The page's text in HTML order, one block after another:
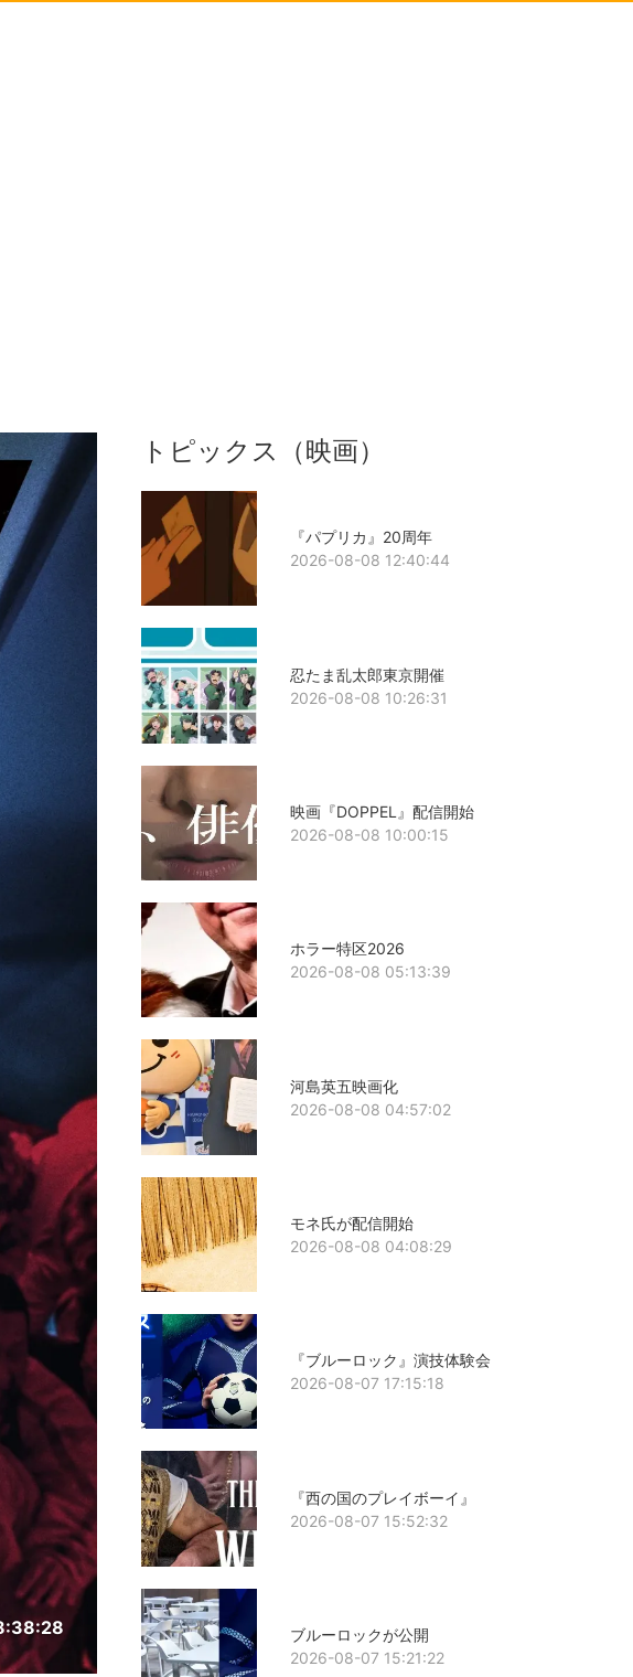
トピックス（映画）
『パプリカ』20周年
2026-08-08 12:40:44
忍たま乱太郎東京開催
2026-08-08 10:26:31
映画『DOPPEL』配信開始
2026-08-08 10:00:15
ホラー特区2026
2026-08-08 05:13:39
河島英五映画化
2026-08-08 04:57:02
モネ氏が配信開始
2026-08-08 04:08:29
『ブルーロック』演技体験会
2026-08-07 17:15:18
『西の国のプレイボーイ』
2026-08-07 15:52:32
ブルーロックが公開
2026-08-07 15:21:22